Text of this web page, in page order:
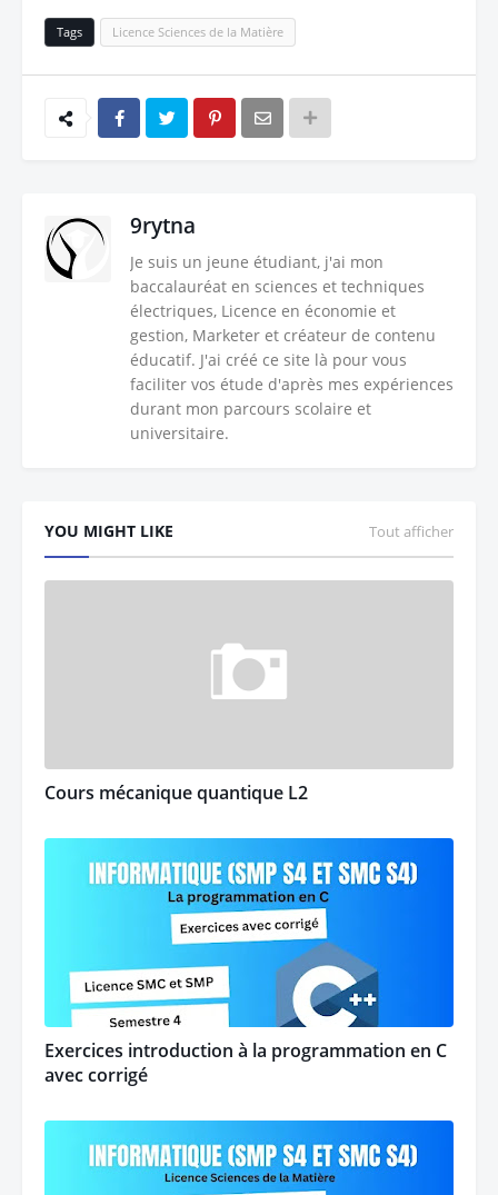
Tags Licence Sciences de la Matière
9rytna
Je suis un jeune étudiant, j'ai mon
baccalauréat en sciences et techniques
électriques, Licence en économie et
gestion, Marketer et créateur de contenu
éducatif. J'ai créé ce site là pour vous
faciliter vos étude d'après mes expériences
durant mon parcours scolaire et
universitaire.
YOU MIGHT LIKE Tout afficher
Cours mécanique quantique L2
Exercices introduction à la programmation en C
avec corrigé